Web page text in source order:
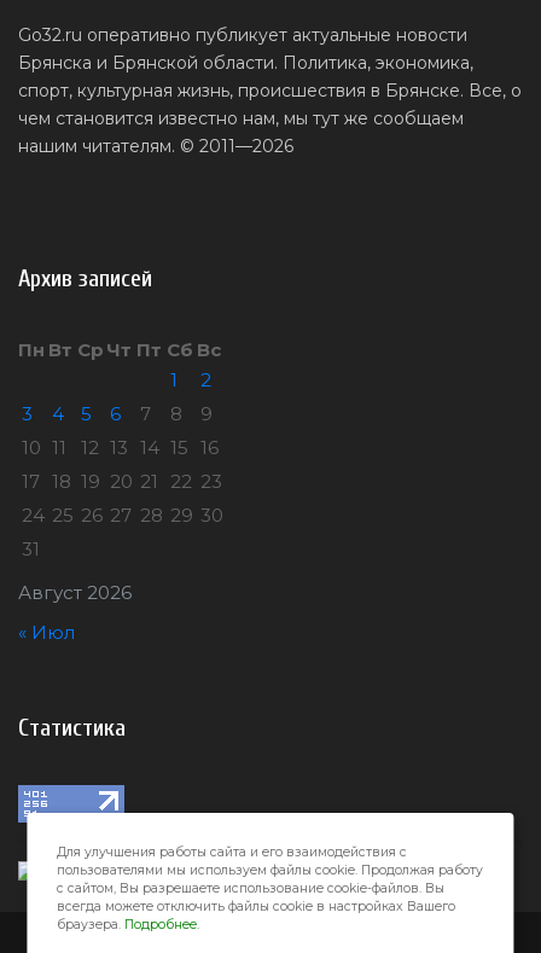
Go32.ru оперативно публикует актуальные новости
Брянска и Брянской области. Политика, экономика,
спорт, культурная жизнь, происшествия в Брянске. Все, о
чем становится известно нам, мы тут же сообщаем
нашим читателям. © 2011—2026
Архив записей
Август 2026
Пн Вт Ср Чт Пт Сб Вс
1
2
3
4 5 6 7 8
9
10 11 12 13 14 15 16
17 18 19 20 21 22 23
24 25 26 27 28 29 30
31
« Июл
Статистика
Для улучшения работы сайта и его взаимодействия с
пользователями мы используем файлы cookie. Продолжая работу
с сайтом, Вы разрешаете использование cookie-файлов. Вы
всегда можете отключить файлы cookie в настройках Вашего
браузера. Подробнее.